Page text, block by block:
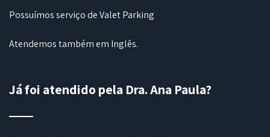
Possuímos serviço de Valet Parking
Atendemos também em Inglês.
Já foi atendido pela Dra. Ana Paula?